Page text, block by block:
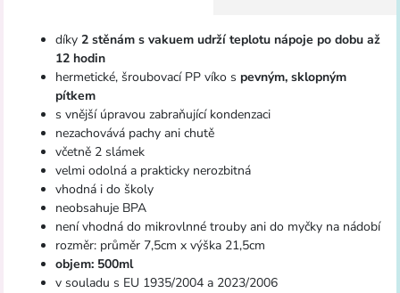
díky 2 stěnám s vakuem udrží teplotu nápoje po dobu až
12 hodin
hermetické, šroubovací PP víko s pevným, sklopným
pítkem
s vnější úpravou zabraňující kondenzaci
nezachovává pachy ani chutě
včetně 2 slámek
velmi odolná a prakticky nerozbitná
vhodná i do školy
neobsahuje BPA
není vhodná do mikrovlnné trouby ani do myčky na nádobí
rozměr: průměr 7,5cm x výška 21,5cm
objem: 500ml
v souladu s EU 1935/2004 a 2023/2006